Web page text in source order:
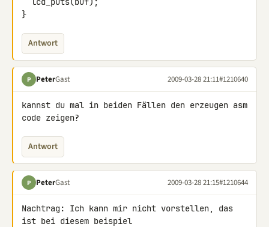
}
Antwort
P PeterGast 2009-03-28 21:11#1210640
kannst du mal in beiden Fällen den erzeugen asm
code zeigen?
Antwort
P PeterGast 2009-03-28 21:15#1210644
Nachtrag: Ich kann mir nicht vorstellen, das
ist bei diesem beispiel